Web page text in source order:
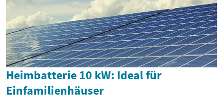
Heimbatterie 10 kW: Ideal für
Einfamilienhäuser